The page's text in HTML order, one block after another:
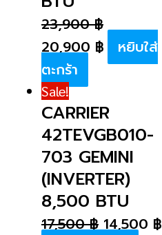
23,900฿
20,900 ฿
หยิบใส่
ตะกร้า
Sale!
CARRIER
42TEVGB010-
703 GEMINI
(INVERTER)
8,500 BTU
17,500฿ 14,500 ฿